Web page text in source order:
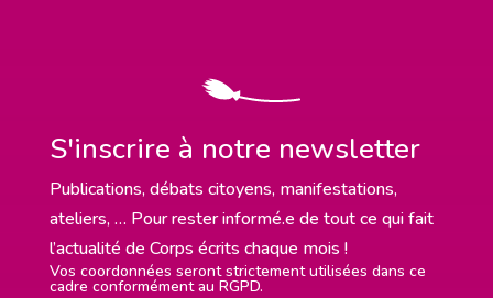
S'inscrire à notre newsletter
Publications, débats citoyens, manifestations,
ateliers, … Pour rester informé.e de tout ce qui fait
l’actualité de Corps écrits chaque mois !
Vos coordonnées seront strictement utilisées dans ce
cadre conformément au RGPD.